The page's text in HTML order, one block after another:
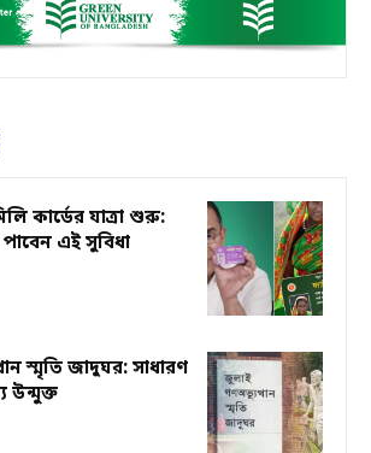
কার্ডের যাত্রা শুরু:
এই সুবিধা
স্মৃতি জাদুঘর: সাধারণ
উন্মুক্ত